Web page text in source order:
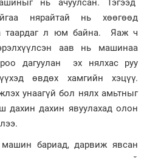
нь ачуулсан. Тэгээд
нярайтай нь хөөгөөд
таардаг л юм байна. Яаж ч
аав нь машинаа
дагуулан эх нялхас руу
өвдөх хамгийн хэцүү.
унаагүй бол нялх амьтныг
дахин дахин явуулахад олон
бариад, дарвиж явсан